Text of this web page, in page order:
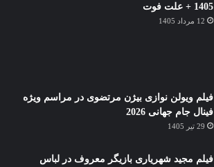
1405 + علت فوت
12 مرداد 1405
فیلم ویولن نوازی بیژن مرتضوی در مراسم ویژه
فینال جام جهانی 2026
29 تیر 1405
فیلم مجید شهریاری بازیگر معروف در لباس